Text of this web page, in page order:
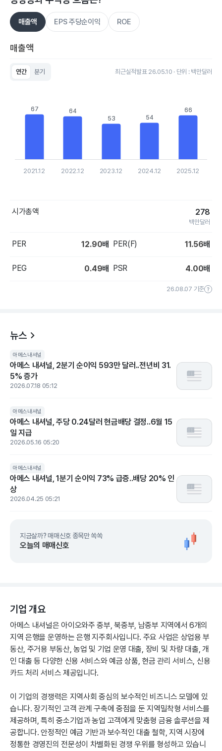
매출액 EPS 주당순이익 ROE
매출액
연간 분기 최근실적발표 26.05.10 · 단위 : 백만달러
The chart has 1 X axis displaying categories.
The chart has 1 Y axis displaying values. Data ranges from
67
67 64
64
53
53 54
54
66
66
2021.12 2022.12 2023.12 2024.12 2025.12
시가총액 278
백만달러
PER 12.90배 PER(F) 11.56배
PEG 0.49배 PSR 4.00배
26.08.07 기준
뉴스
아메스내셔널
아메스 내셔널, 2분기 순이익 593만 달러..전년비 31.
5% 증가
2026.07.18 05:12
아메스내셔널
아메스 내셔널, 주당 0.24달러 현금배당 결정..6월 15
일 지급
2026.05.16 05:20
아메스내셔널
아메스 내셔널, 1분기 순이익 73% 급증..배당 20% 인
상
2026.04.25 05:21
지금살까? 매매신호 종목만 쏙쏙
오늘의 매매신호
기업 개요
아메스 내셔널은 아이오와주 중부, 북중부, 남중부 지역에서 6개의
지역 은행을 운영하는 은행 지주회사입니다. 주요 사업은 상업용 부
동산, 주거용 부동산, 농업 및 기업 운영 대출, 장비 및 차량 대출, 개
인 대출 등 다양한 신용 서비스와 예금 상품, 현금 관리 서비스, 신용
카드 처리 서비스 제공입니다.
이 기업의 경쟁력은 지역사회 중심의 보수적인 비즈니스 모델에 있
습니다. 장기적인 고객 관계 구축에 중점을 둔 지역밀착형 서비스를
제공하며, 특히 중소기업과 농업 고객에게 맞춤형 금융 솔루션을 제
공합니다. 안정적인 예금 기반과 보수적인 대출 철학, 지역 시장에
정통한 경영진의 전문성이 차별화된 경쟁 우위를 형성하고 있습니